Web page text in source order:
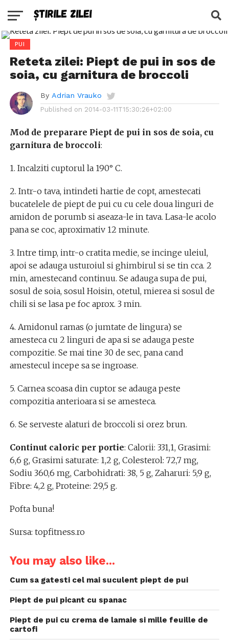
PUI
Reteta zilei: Piept de pui in sos de
soia, cu garnitura de broccoli
By Adrian Vrauko
Published on 2014-03-11T15:30:26+02:00
Mod de preparare Piept de pui in sos de soia, cu
garnitura de broccoli:
1. Incalziti cuptorul la 190° C.
2. Intr-o tava, intindeti hartie de copt, amestecati
bucatelele de piept de pui cu cu cele doua linguri de
amidon de porumb si aseaza-le in tava. Lasa-le acolo
pana se coc, aproximativ 12 minute.
3. Intre timp, intr-o cratita medie, se incinge uleiul,
apoi se adauga usturoiul si ghimbirul si se tin cca. 2
min, amestecand continuu. Se adauga supa de pui,
sosul de soia, sosul Hoisin, otetul, mierea si sosul de
chili si se lasa pe foc aprox. 3 min.
4. Amidonul ramas (o jumtate de lingura) se
amesteca cu 2 linguri de apa si se adauga peste
compozitie. Se mai tine 30 de sec, pana cand
amestecul incepe sa se ingroase.
5. Carnea scoasa din cuptor se adauga peste
compozitia anterioara si se amesteca.
6. Se serveste alaturi de broccoli si orez brun.
Continut caloric per portie: Calorii: 331,1, Grasimi:
6,6 g, Grasimi saturate: 1,2 g, Colesterol: 72,7 mg,
Sodiu 360,6 mg, Carbohidrati: 38, 5 g, Zaharuri: 5,9 g,
Fibre: 4,2 g, Proteine: 29,5 g.
Pofta buna!
Sursa: topfitness.ro
You may also like...
Cum sa gatesti cel mai suculent piept de pui
Piept de pui picant cu spanac
Piept de pui cu crema de lamaie si mille feuille de
cartofi